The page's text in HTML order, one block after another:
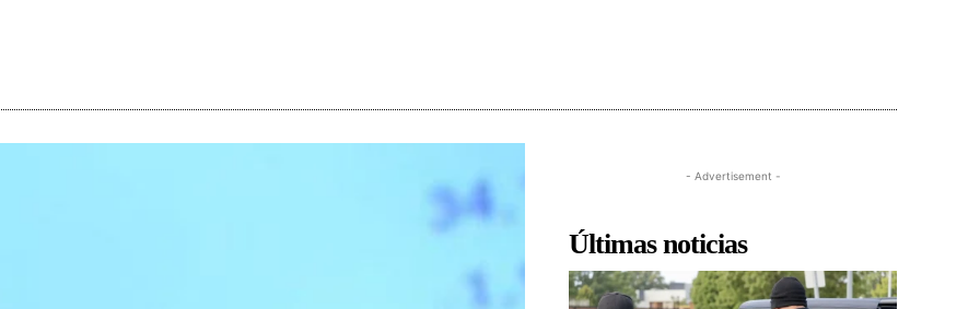
- Advertisement -
Últimas noticias